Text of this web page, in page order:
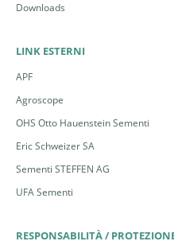
Downloads
LINK ESTERNI
APF
Agroscope
OHS Otto Hauenstein Sementi
Eric Schweizer SA
Sementi STEFFEN AG
UFA Sementi
RESPONSABILITÀ /